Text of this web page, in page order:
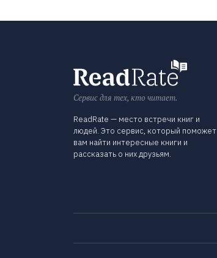
Сервис для тех, кто читает.
ReadRate — место встречи книг и
людей. Это сервис, который поможет
вам найти интересные книги и
рассказать о них друзьям.